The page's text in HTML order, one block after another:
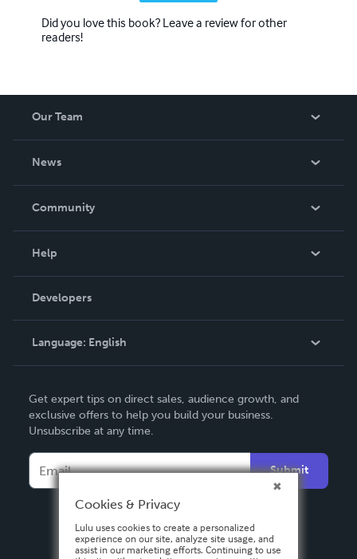
Did you love this book? Leave a review for other
readers!
Our Team
News
In The News
Community
Podcast
Help
Order Lookup
Knowledge Base
Contact Support
Developers
Language: English
Deutsch
Français
Español
Get expert tips on direct sales, audience growth, and
exclusive offers to help you build your business.
Unsubscribe at any time.
Submit
Cookies & Privacy
Lulu uses cookies to create a personalized
experience on our site, analyze site usage, and
assist in our marketing efforts. Continuing to use